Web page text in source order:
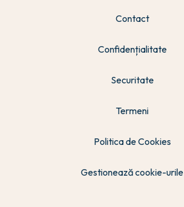
Contact
Confidențialitate
Securitate
Termeni
Politica de Cookies
Gestionează cookie-urile